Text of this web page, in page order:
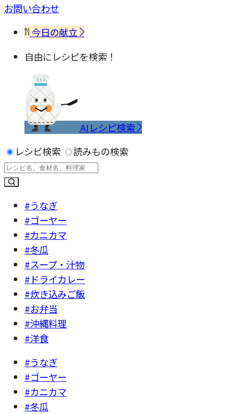
お問い合わせ
今日の献立
自由にレシピを検索！
AIレシピ検索
レシピ検索
読みもの検索
#うなぎ
#ゴーヤー
#カニカマ
#冬瓜
#スープ・汁物
#ドライカレー
#炊き込みご飯
#お弁当
#沖縄料理
#洋食
#うなぎ
#ゴーヤー
#カニカマ
#冬瓜